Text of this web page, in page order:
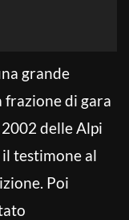
grande
di gara
2002 delle Alpi
testimone al
Poi